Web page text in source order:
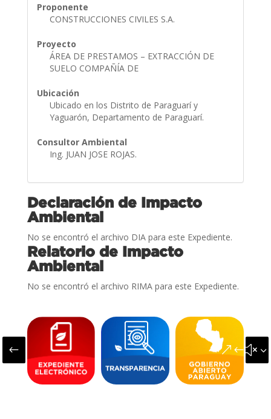
Proponente
CONSTRUCCIONES CIVILES S.A.
Proyecto
ÁREA DE PRESTAMOS – EXTRACCIÓN DE
SUELO COMPAÑÍA DE
Ubicación
Ubicado en los Distrito de Paraguarí y
Yaguarón, Departamento de Paraguarí.
Consultor Ambiental
Ing. JUAN JOSE ROJAS.
Declaración de Impacto
Ambiental
No se encontró el archivo DIA para este Expediente.
Relatorio de Impacto
Ambiental
No se encontró el archivo RIMA para este Expediente.
#